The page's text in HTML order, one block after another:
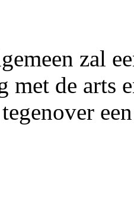
zal
met de arts